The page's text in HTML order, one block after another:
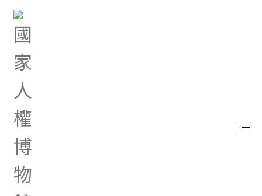
首頁
故事劇場打造兒童人權行動課
Jul 01, 2026 |